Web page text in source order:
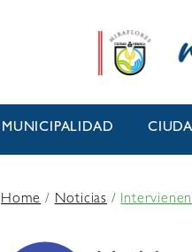
MUNICIPALIDAD
Home/Noticias /